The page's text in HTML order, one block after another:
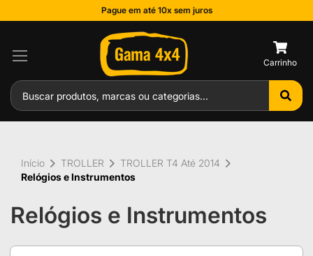
Pague em até 10x sem juros
Relógios e Instrumentos
Início TROLLER
TROLLER T4 Até 2014
Relógios e Instrumentos